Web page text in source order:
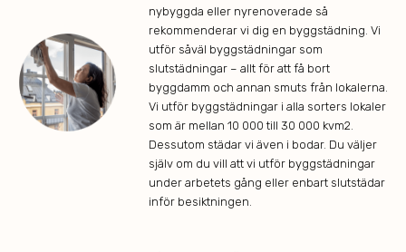
nybyggda eller nyrenoverade så
rekommenderar vi dig en byggstädning. Vi
utför såväl byggstädningar som
slutstädningar – allt för att få bort
byggdamm och annan smuts från lokalerna.
Vi utför byggstädningar i alla sorters lokaler
som är mellan 10 000 till 30 000 kvm2.
Dessutom städar vi även i bodar. Du väljer
själv om du vill att vi utför byggstädningar
under arbetets gång eller enbart slutstädar
inför besiktningen.